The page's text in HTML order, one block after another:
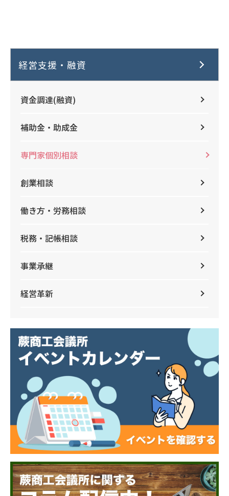
経営支援・融資
資金調達(融資)
補助金・助成金
専門家個別相談
創業相談
働き方・労務相談
税務・記帳相談
事業承継
経営革新